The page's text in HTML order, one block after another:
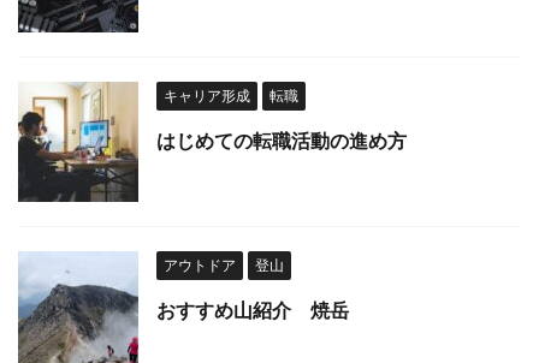
キャリア形成 転職
はじめての転職活動の進め方
アウトドア 登山
おすすめ山紹介 焼岳